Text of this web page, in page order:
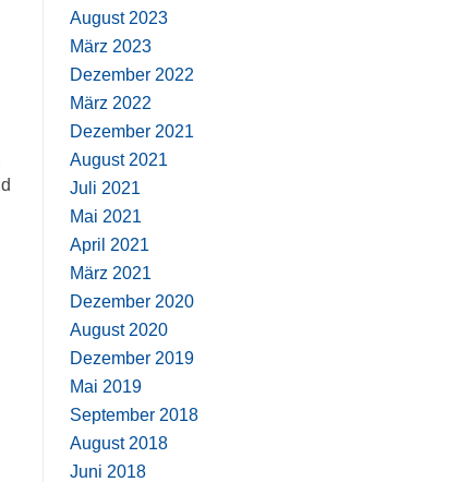
August 2023
März 2023
Dezember 2022
März 2022
Dezember 2021
August 2021
Juli 2021
Mai 2021
April 2021
März 2021
Dezember 2020
August 2020
Dezember 2019
Mai 2019
September 2018
August 2018
Juni 2018